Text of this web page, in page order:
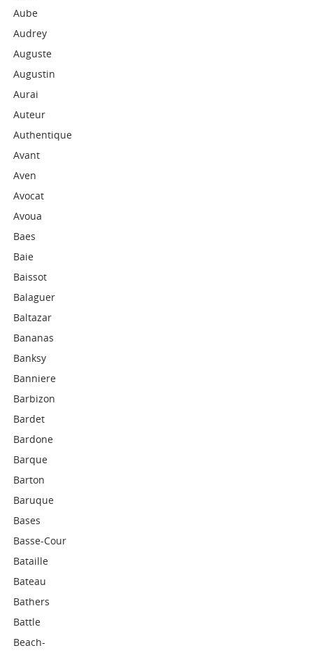
Aube
Audrey
Auguste
Augustin
Aurai
Auteur
Authentique
Avant
Aven
Avocat
Avoua
Baes
Baie
Baissot
Balaguer
Baltazar
Bananas
Banksy
Banniere
Barbizon
Bardet
Bardone
Barque
Barton
Baruque
Bases
Basse-Cour
Bataille
Bateau
Bathers
Battle
Beach-